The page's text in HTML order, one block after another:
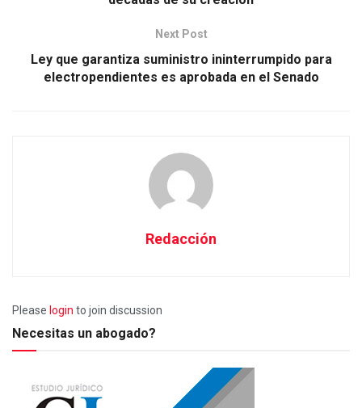
Next Post
Ley que garantiza suministro ininterrumpido para
electropendientes es aprobada en el Senado
Redacción
Please login to join discussion
Necesitas un abogado?